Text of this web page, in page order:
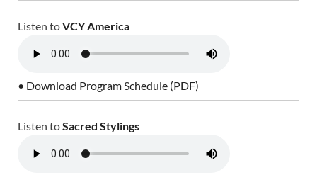
Listen toVCY America
• Download Program Schedule (PDF)
Listen toSacred Stylings